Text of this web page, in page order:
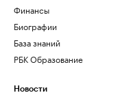
Финансы
Биографии
База знаний
РБК Образование
Новости